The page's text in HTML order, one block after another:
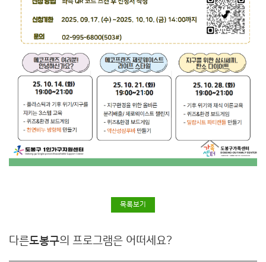
목록보기
다른도봉구의 프로그램은 어떠세요?